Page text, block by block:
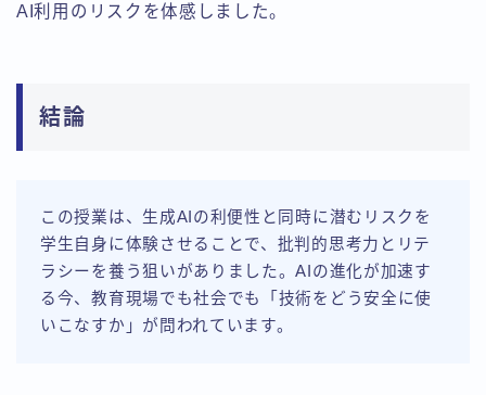
AI利用のリスクを体感しました。
結論
この授業は、生成AIの利便性と同時に潜むリスクを
学生自身に体験させることで、批判的思考力とリテ
ラシーを養う狙いがありました。AIの進化が加速す
る今、教育現場でも社会でも「技術をどう安全に使
いこなすか」が問われています。